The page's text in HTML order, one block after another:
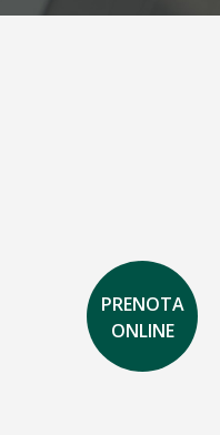
PRENOTA
ONLINE